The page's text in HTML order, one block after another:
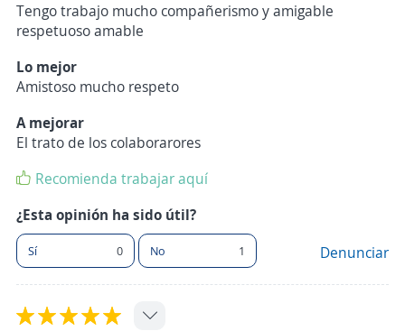
Tengo trabajo mucho compañerismo y amigable
respetuoso amable
Lo mejor
Amistoso mucho respeto
A mejorar
El trato de los colaborarores
Recomienda trabajar aquí
¿Esta opinión ha sido útil?
Sí 0 No 1 Denunciar